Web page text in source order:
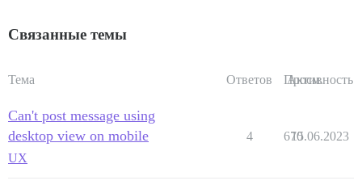
Связанные темы
Тема Ответов Просм.
Активность
Can't post message using
desktop view on mobile
UX
4 670
15.06.2023